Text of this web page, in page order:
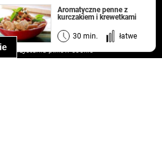
Aromatyczne penne z
kurczakiem i krewetkami
30 min. łatwe
kontakt
regulamin
o prywatności
plików cookie